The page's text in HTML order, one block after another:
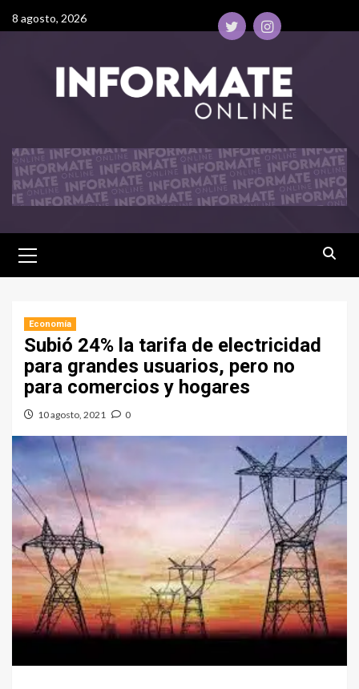
8 agosto, 2026
Economía
Subió 24% la tarifa de electricidad
para grandes usuarios, pero no
para comercios y hogares
10 agosto, 2021 0